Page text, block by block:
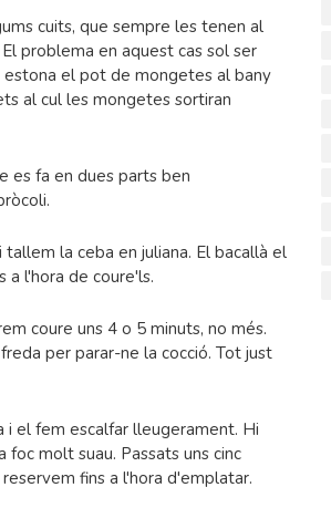
cuits, que sempre les tenen al
problema en aquest cas sol ser
el pot de mongetes al bany
al cul les mongetes sortiran
es fa en dues parts ben
la ceba en juliana. El bacallà el
a l'hora de coure'ls.
coure uns 4 o 5 minuts, no més.
per parar-ne la cocció. Tot just
i el fem escalfar lleugerament. Hi
molt suau. Passats uns cinc
fins a l'hora d'emplatar.